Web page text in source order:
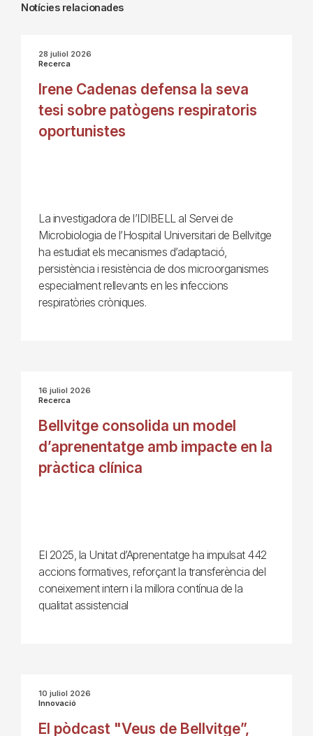
Notícies relacionades
28 juliol 2026
Recerca
Irene Cadenas defensa la seva
tesi sobre patògens respiratoris
oportunistes
La investigadora de l’IDIBELL al Servei de
Microbiologia de l’Hospital Universitari de Bellvitge
ha estudiat els mecanismes d’adaptació,
persistència i resistència de dos microorganismes
especialment rellevants en les infeccions
respiratòries cròniques.
16 juliol 2026
Recerca
Bellvitge consolida un model
d’aprenentatge amb impacte en la
pràctica clínica
El 2025, la Unitat d’Aprenentatge ha impulsat 442
accions formatives, reforçant la transferència del
coneixement intern i la millora contínua de la
qualitat assistencial
10 juliol 2026
Innovació
El pòdcast "Veus de Bellvitge”,